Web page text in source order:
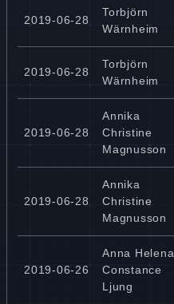
2019-06-28
Torbjörn
Wärnheim
2019-06-28
Torbjörn
Wärnheim
2019-06-28
Annika
Christine
Magnusson
2019-06-28
Annika
Christine
Magnusson
2019-06-26
Anna Helena
Constance
Ljung